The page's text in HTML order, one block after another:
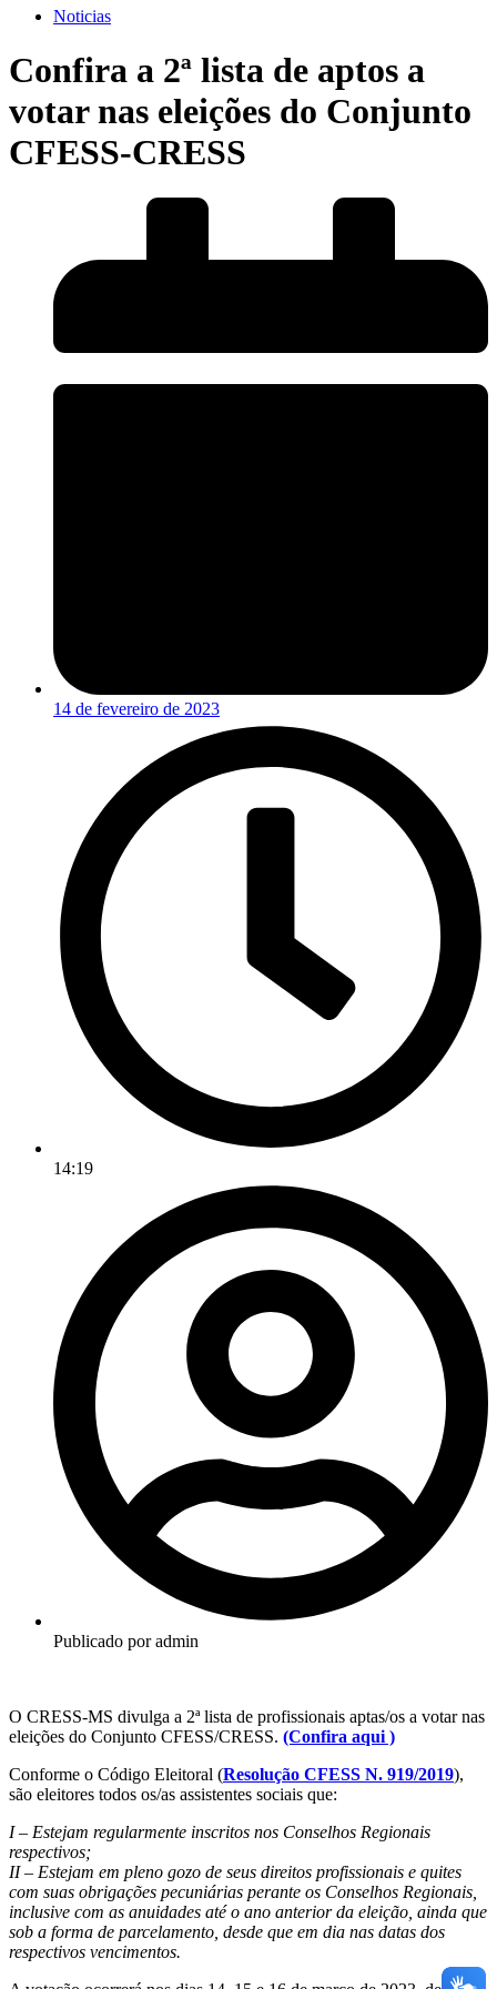
Noticias
Confira a 2ª lista de aptos a
votar nas eleições do Conjunto
CFESS-CRESS
14 de fevereiro de 2023
14:19
Publicado poradmin
O CRESS-MS divulga a 2ª lista de profissionais aptas/os a votar nas
eleições do Conjunto CFESS/CRESS. (Confira aqui )
Conforme o Código Eleitoral (Resolução CFESS N. 919/2019),
são eleitores todos os/as assistentes sociais que:
I – Estejam regularmente inscritos nos Conselhos Regionais
respectivos;
II – Estejam em pleno gozo de seus direitos profissionais e quites
com suas obrigações pecuniárias perante os Conselhos Regionais,
inclusive com as anuidades até o ano anterior da eleição, ainda que
sob a forma de parcelamento, desde que em dia nas datas dos
respectivos vencimentos.